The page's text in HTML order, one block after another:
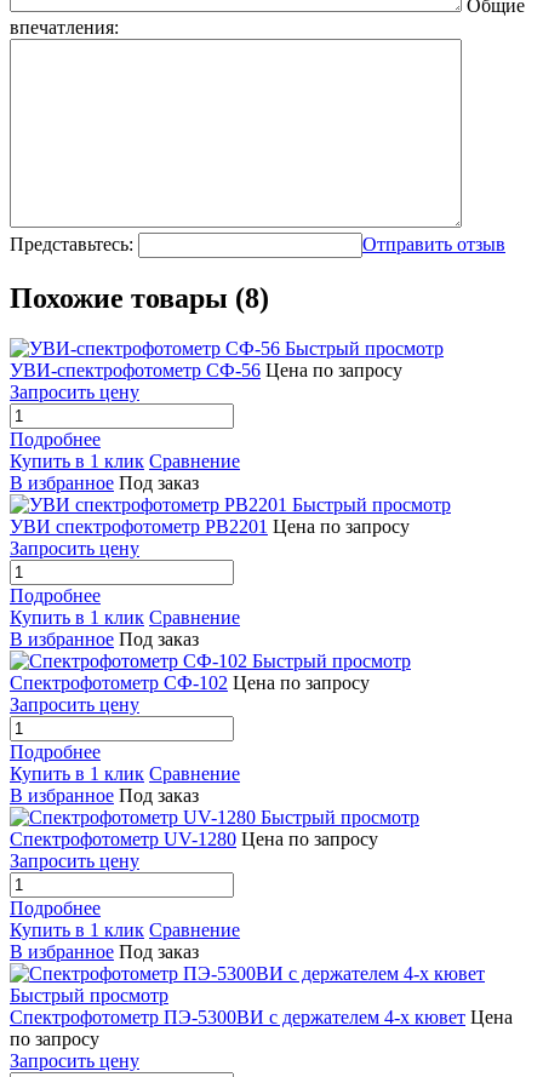
Общие
впечатления:
Представьтесь: Отправить отзыв
Похожие товары (8)
Быстрый просмотр
УВИ-спектрофотометр СФ-56 Цена по запросу
Запросить цену
Подробнее
Купить в 1 клик Сравнение
В избранное Под заказ
Быстрый просмотр
УВИ спектрофотометр РВ2201 Цена по запросу
Запросить цену
Подробнее
Купить в 1 клик Сравнение
В избранное Под заказ
Быстрый просмотр
Спектрофотометр СФ-102 Цена по запросу
Запросить цену
Подробнее
Купить в 1 клик Сравнение
В избранное Под заказ
Быстрый просмотр
Спектрофотометр UV-1280 Цена по запросу
Запросить цену
Подробнее
Купить в 1 клик Сравнение
В избранное Под заказ
Быстрый просмотр
Спектрофотометр ПЭ-5300ВИ с держателем 4-х кювет Цена
по запросу
Запросить цену